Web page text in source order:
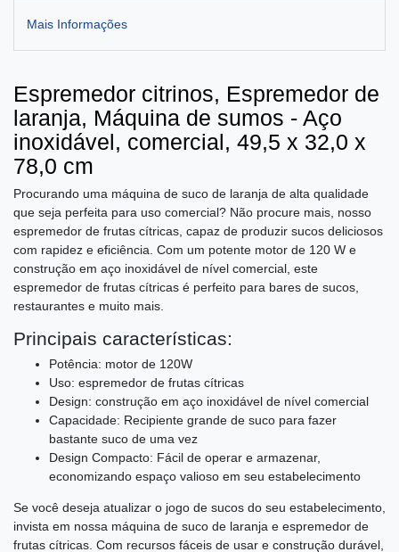
Mais Informações
Espremedor citrinos, Espremedor de
laranja, Máquina de sumos - Aço
inoxidável, comercial, 49,5 x 32,0 x
78,0 cm
Procurando uma máquina de suco de laranja de alta qualidade
que seja perfeita para uso comercial? Não procure mais, nosso
espremedor de frutas cítricas, capaz de produzir sucos deliciosos
com rapidez e eficiência. Com um potente motor de 120 W e
construção em aço inoxidável de nível comercial, este
espremedor de frutas cítricas é perfeito para bares de sucos,
restaurantes e muito mais.
Principais características:
Potência: motor de 120W
Uso: espremedor de frutas cítricas
Design: construção em aço inoxidável de nível comercial
Capacidade: Recipiente grande de suco para fazer
bastante suco de uma vez
Design Compacto: Fácil de operar e armazenar,
economizando espaço valioso em seu estabelecimento
Se você deseja atualizar o jogo de sucos do seu estabelecimento,
invista em nossa máquina de suco de laranja e espremedor de
frutas cítricas. Com recursos fáceis de usar e construção durável,